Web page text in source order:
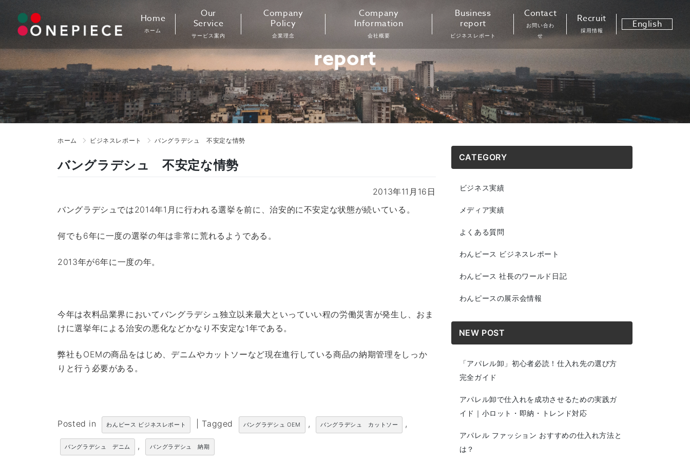
content
Home
ホーム
Our
Service
サービス案内
Company
Policy
企業理念
Company
Information
会社概要
Business
report
ビジネスレポート
Contact
お問い合わ
せ
Recruit
採用情報 English
report
ホーム ビジネスレポート バングラデシュ 不安定な情勢
バングラデシュ 不安定な情勢
2013年11月16日
バングラデシュでは2014年1月に行われる選挙を前に、治安的に不安定な状態が続いている。
何でも6年に一度の選挙の年は非常に荒れるようである。
2013年が6年に一度の年。
今年は衣料品業界においてバングラデシュ独立以来最大といっていい程の労働災害が発生し、おま
けに選挙年による治安の悪化などかなり不安定な1年である。
弊社もOEMの商品をはじめ、デニムやカットソーなど現在進行している商品の納期管理をしっか
りと行う必要がある。
Posted in わんピース ビジネスレポート Tagged バングラデシュ OEM , バングラデシュ カットソー ,
バングラデシュ デニム , バングラデシュ 納期
CATEGORY
ビジネス実績
メディア実績
よくある質問
わんピース ビジネスレポート
わんピース 社長のワールド日記
わんピースの展示会情報
NEW POST
「アパレル卸」初心者必読！仕入れ先の選び方
完全ガイド
アパレル卸で仕入れを成功させるための実践ガ
イド｜小ロット・即納・トレンド対応
アパレル ファッション おすすめの仕入れ方法と
は？